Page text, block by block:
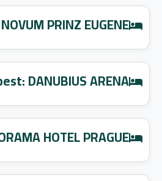
PRINZ EUGENE
DANUBIUS ARENA
HOTEL PRAGUE